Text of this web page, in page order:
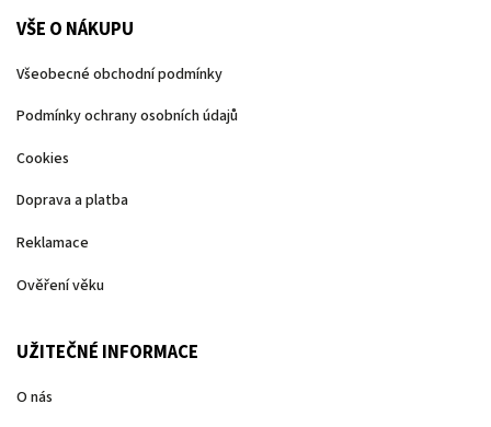
VŠE O NÁKUPU
Všeobecné obchodní podmínky
Podmínky ochrany osobních údajů
Cookies
Doprava a platba
Reklamace
Ověření věku
UŽITEČNÉ INFORMACE
O nás